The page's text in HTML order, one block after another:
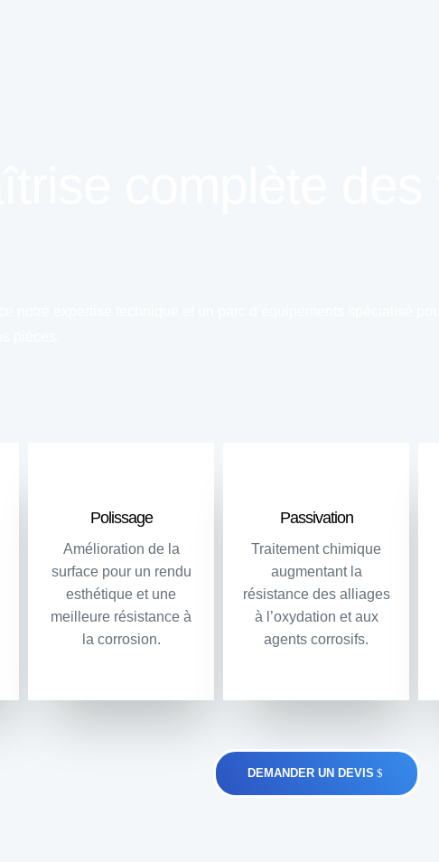
Polissage
Amélioration de la
surface pour un rendu
esthétique et une
meilleure résistance à
la corrosion.
Passivation
Traitement chimique
augmentant la
résistance des alliages
à l’oxydation et aux
agents corrosifs.
DEMANDER UN DEVIS